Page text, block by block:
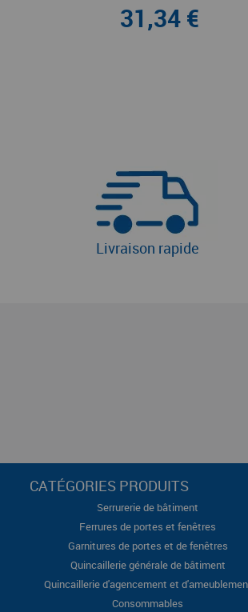
31,34 €
Livraison rapide
CATÉGORIES PRODUITS
Serrurerie de bâtiment
Ferrures de portes et fenêtres
Garnitures de portes et de fenêtres
Quincaillerie générale de bâtiment
Quincaillerie d'agencement et
Consommables